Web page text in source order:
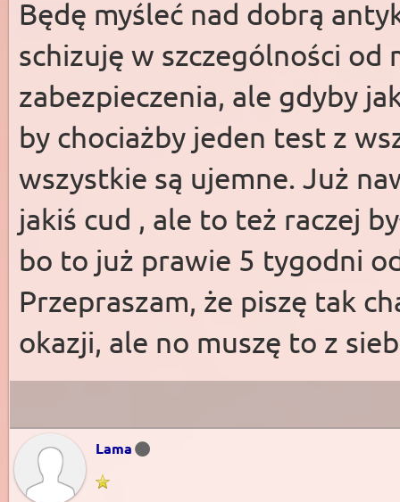
Będę myśleć nad dobrą
schizuję w szczególności
zabezpieczenia, ale gdyby
by chociażby jeden test z
wszystkie są ujemne. Już
jakiś cud , ale to też raczej
bo to już prawie 5 tygodni
Przepraszam, że piszę tak
okazji, ale no muszę to z
Lama